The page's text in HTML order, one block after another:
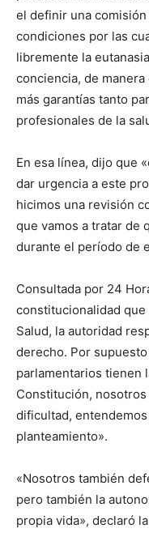
el definir una
condiciones por las
libremente la
conciencia, de
más garantías tanto
profesionales de la
En esa línea, dijo que
dar urgencia a este
hicimos una revisión
que vamos a tratar de
durante el período de
Consultada por 24
constitucionalidad que
Salud, la autoridad
derecho. Por
parlamentarios tienen
Constitución,
dificultad,
planteamiento».
«Nosotros también
pero también la
propia vida», declaró